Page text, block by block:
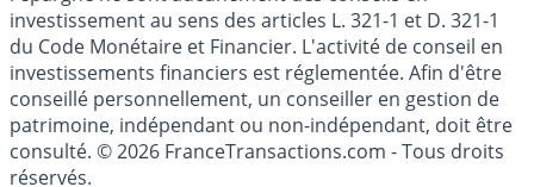
Les articles et commentaires publiés sur le guide de
l'épargne ne sont aucunement des conseils en
investissement au sens des articles L. 321-1 et D. 321-1
du Code Monétaire et Financier. L'activité de conseil en
investissements financiers est réglementée. Afin d'être
conseillé personnellement, un conseiller en gestion de
patrimoine, indépendant ou non-indépendant, doit être